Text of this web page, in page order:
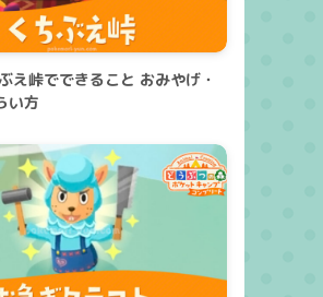
え峠でできること おみやげ・
い方